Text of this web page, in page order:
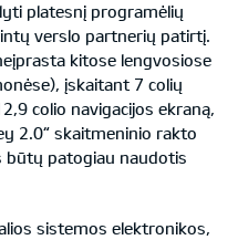
platesnį programėlių
verslo partnerių patirtį.
kitose lengvosiose
įskaitant 7 colių
colio navigacijos ekraną,
2.0“ skaitmeninio rakto
būtų patogiau naudotis
sistemos elektronikos,